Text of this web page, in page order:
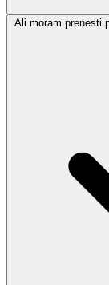
Ali moram prenesti